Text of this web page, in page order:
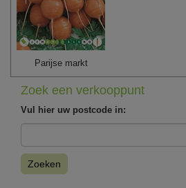
Parijse markt
Zoek een verkooppunt
Vul hier uw postcode in:
Zoeken